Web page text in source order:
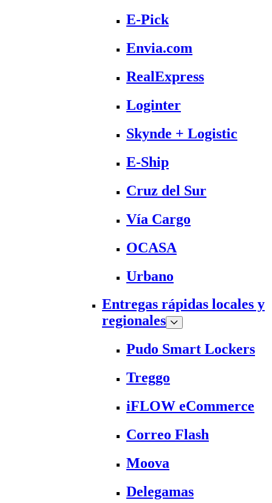
E-Pick
Envia.com
RealExpress
Loginter
Skynde + Logistic
E-Ship
Cruz del Sur
Vía Cargo
OCASA
Urbano
Entregas rápidas locales y
regionales
Pudo Smart Lockers
Treggo
iFLOW eCommerce
Correo Flash
Moova
Delegamas